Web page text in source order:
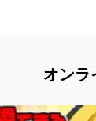
オンラ